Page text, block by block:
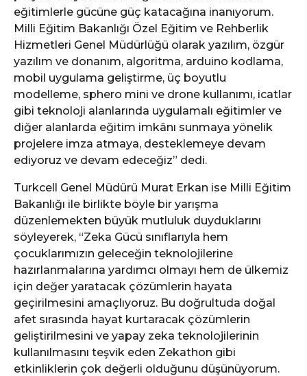
eğitimlerle gücüne güç katacağına inanıyorum.
Milli Eğitim Bakanlığı Özel Eğitim ve Rehberlik
Hizmetleri Genel Müdürlüğü olarak yazılım, özgür
yazılım ve donanım, algoritma, arduino kodlama,
mobil uygulama geliştirme, üç boyutlu
modelleme, sphero mini ve drone kullanımı, icatlar
gibi teknoloji alanlarında uygulamalı eğitimler ve
diğer alanlarda eğitim imkânı sunmaya yönelik
projelere imza atmaya, desteklemeye devam
ediyoruz ve devam edeceğiz” dedi.
Turkcell Genel Müdürü Murat Erkan ise Milli Eğitim
Bakanlığı ile birlikte böyle bir yarışma
düzenlemekten büyük mutluluk duyduklarını
söyleyerek, “Zeka Gücü sınıflarıyla hem
çocuklarımızın geleceğin teknolojilerine
hazırlanmalarına yardımcı olmayı hem de ülkemiz
için değer yaratacak çözümlerin hayata
geçirilmesini amaçlıyoruz. Bu doğrultuda doğal
afet sırasında hayat kurtaracak çözümlerin
geliştirilmesini ve yapay zeka teknolojilerinin
kullanılmasını teşvik eden Zekathon gibi
etkinliklerin çok değerli olduğunu düşünüyorum.